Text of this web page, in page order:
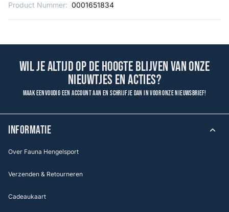
Product Nummer: 0001651834
Wil je altijd op de hoogte blijven van onze
nieuwtjes en acties?
Maak eenvoudig een account aan en schrijf je dan in voor onze nieuwsbrief!
INFORMATIE
Over Fauna Hengelsport
Verzenden & Retourneren
Cadeaukaart